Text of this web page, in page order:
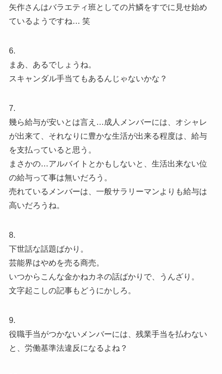
矢作さんはバラエティ班としての片鱗をすでに見せ始め
ているようですね… 笑
6.
まあ、あるでしょうね。
スキャンダル手当てもあるんじゃないかな？
7.
幾ら給与が安いとは言え…成人メンバーには、オシャレ
が出来て、それなりに豊かな生活が出来る程度は、給与
を支払っていると思う。
まさかの…アルバイトとかもしないと、生活出来ない位
の給与って事は無いだろう。
売れているメンバーは、一般サラリーマンよりも給与は
高いだろうね。
8.
下世話な話題ばかり。
芸能界はやめを売る商売。
いつからこんな金かねカネの話ばかりで、うんざり。
文字起こしの記事もどうにかしろ。
9.
役職手当がつかないメンバーには、残業手当を払わない
と、労働基準法違反になるよね？